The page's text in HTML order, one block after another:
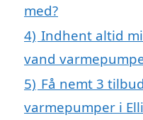
med?
4) Indhent altid
vand
5) Få nemt 3
varmepumper i